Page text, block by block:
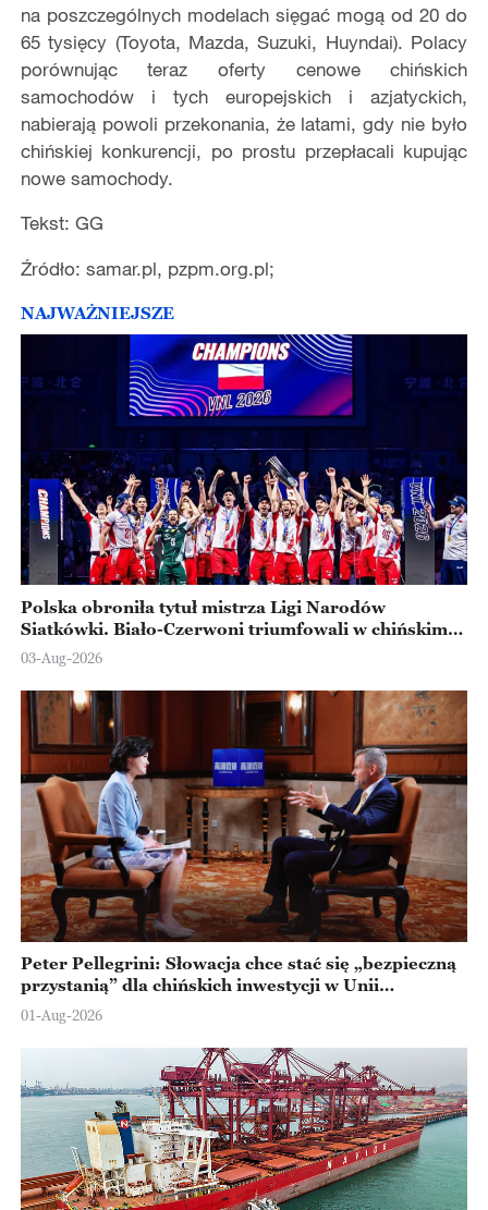
na poszczególnych modelach sięgać mogą od 20 do
65 tysięcy (Toyota, Mazda, Suzuki, Huyndai). Polacy
porównując teraz oferty cenowe chińskich
samochodów i tych europejskich i azjatyckich,
nabierają powoli przekonania, że latami, gdy nie było
chińskiej konkurencji, po prostu przepłacali kupując
nowe samochody.
Tekst: GG
Źródło: samar.pl, pzpm.org.pl;
NAJWAŻNIEJSZE
Polska obroniła tytuł mistrza Ligi Narodów
Siatkówki. Biało-Czerwoni triumfowali w chińskim
Ningbo
03-Aug-2026
Peter Pellegrini: Słowacja chce stać się „bezpieczną
przystanią” dla chińskich inwestycji w Unii
Europejskiej
01-Aug-2026